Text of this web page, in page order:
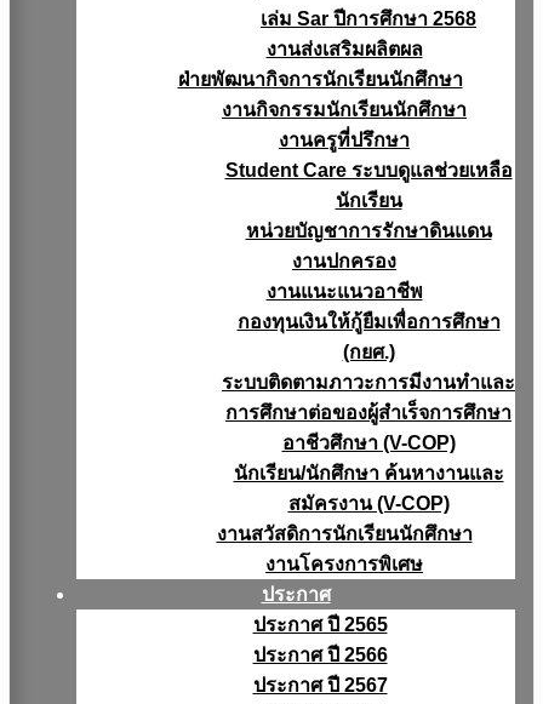
เล่ม Sar ปีการศึกษา 2568
งานส่งเสริมผลิตผล
ฝ่ายพัฒนากิจการนักเรียนนักศึกษา
งานกิจกรรมนักเรียนนักศึกษา
งานครูที่ปรึกษา
Student Care ระบบดูแลช่วยเหลือ
นักเรียน
หน่วยบัญชาการรักษาดินแดน
งานปกครอง
งานแนะแนวอาชีพ
กองทุนเงินให้กู้ยืมเพื่อการศึกษา
(กยศ.)
ระบบติดตามภาวะการมีงานทำและ
การศึกษาต่อของผู้สำเร็จการศึกษา
อาชีวศึกษา (V-COP)
นักเรียน/นักศึกษา ค้นหางานและ
สมัครงาน (V-COP)
งานสวัสดิการนักเรียนนักศึกษา
งานโครงการพิเศษ
ประกาศ
ประกาศ ปี 2565
ประกาศ ปี 2566
ประกาศ ปี 2567